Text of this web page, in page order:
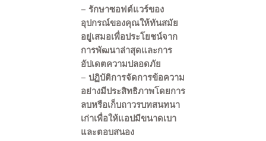
– รักษาซอฟต์แวร์ของ
อุปกรณ์ของคุณให้ทันสมัย
อยู่เสมอเพื่อประโยชน์จาก
การพัฒนาล่าสุดและการ
อัปเดตความปลอดภัย
– ปฏิบัติการจัดการข้อความ
อย่างมีประสิทธิภาพโดยการ
ลบหรือเก็บถาวรบทสนทนา
เก่าเพื่อให้แอปมีขนาดเบา
และตอบสนอง